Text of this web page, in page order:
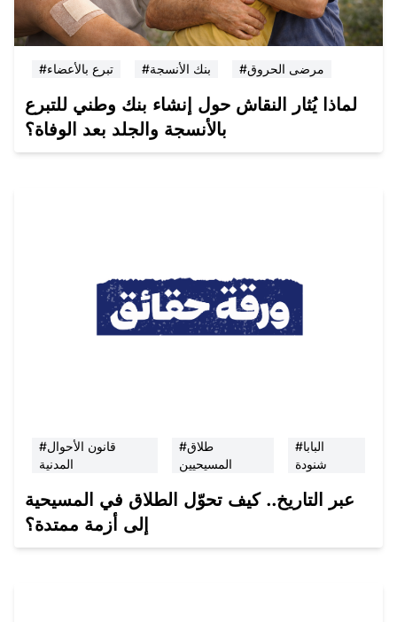
#تبرع بالأعضاء #بنك الأنسجة #مرضى الحروق
لماذا يُثار النقاش حول إنشاء بنك وطني للتبرع
بالأنسجة والجلد بعد الوفاة؟
#قانون الأحوال
المدنية
#طلاق
المسيحيين
#البابا
شنودة
عبر التاريخ.. كيف تحوّل الطلاق في المسيحية
إلى أزمة ممتدة؟